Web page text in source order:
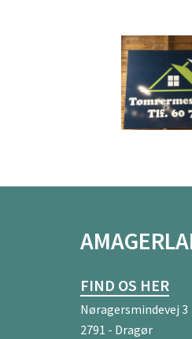
FIND OS HER
Nøragersmindevej 3
2791 - Dragør